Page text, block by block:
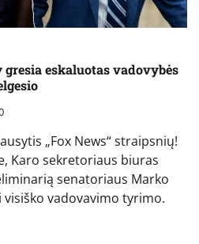
eskaluotas vadovybės
„Fox News“ straipsnių!
Karo sekretoriaus biuras
senatoriaus Marko
visiško vadovavimo tyrimo.